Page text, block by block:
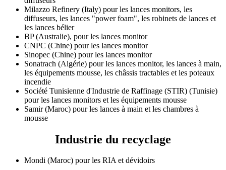
Milazzo Refinery (Italy) pour les lances monitors, les
diffuseurs, les lances "power foam", les robinets de lances et
les lances bélier
BP (Australie), pour les lances monitor
CNPC (Chine) pour les lances monitor
Sinopec (Chine) pour les lances monitor
Sonatrach (Algérie) pour les lances monitor, les lances à main,
les équipements mousse, les châssis tractables et les poteaux
incendie
Société Tunisienne d'Industrie de Raffinage (STIR) (Tunisie)
pour les lances monitors et les équipements mousse
Samir (Maroc) pour les lances à main et les chambres à
mousse
Industrie du recyclage
Mondi (Maroc) pour les RIA et dévidoirs